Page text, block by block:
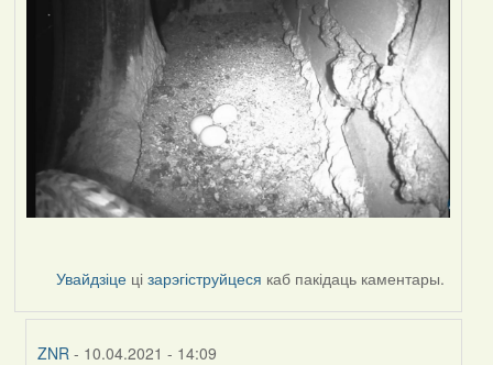
Увайдзіце цізарэгіструйцеся каб пакідаць каментары.
ZNR - 10.04.2021 - 14:09